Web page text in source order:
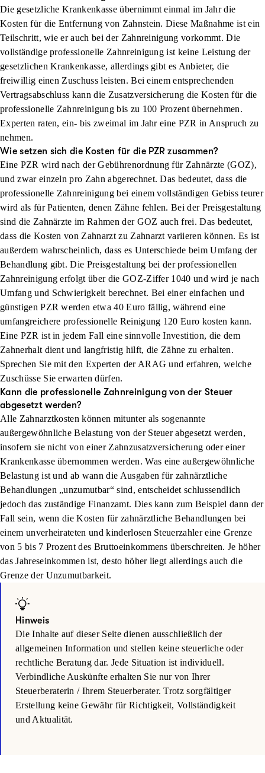
Die gesetzliche Krankenkasse übernimmt einmal im Jahr die
Kosten für die Entfernung von Zahnstein. Diese Maßnahme ist ein
Teilschritt, wie er auch bei der Zahnreinigung vorkommt. Die
vollständige professionelle Zahnreinigung ist keine Leistung der
gesetzlichen Krankenkasse, allerdings gibt es Anbieter, die
freiwillig einen Zuschuss leisten. Bei einem entsprechenden
Vertragsabschluss kann die Zusatzversicherung die Kosten für die
professionelle Zahnreinigung bis zu 100 Prozent übernehmen.
Experten raten, ein- bis zweimal im Jahr eine PZR in Anspruch zu
nehmen.
Wie setzen sich die Kosten für die PZR zusammen?
Eine PZR wird nach der Gebührenordnung für Zahnärzte (GOZ),
und zwar einzeln pro Zahn abgerechnet. Das bedeutet, dass die
professionelle Zahnreinigung bei einem vollständigen Gebiss teurer
wird als für Patienten, denen Zähne fehlen. Bei der Preisgestaltung
sind die Zahnärzte im Rahmen der GOZ auch frei. Das bedeutet,
dass die Kosten von Zahnarzt zu Zahnarzt variieren können. Es ist
außerdem wahrscheinlich, dass es Unterschiede beim Umfang der
Behandlung gibt. Die Preisgestaltung bei der professionellen
Zahnreinigung erfolgt über die GOZ-Ziffer 1040 und wird je nach
Umfang und Schwierigkeit berechnet. Bei einer einfachen und
günstigen PZR werden etwa 40 Euro fällig, während eine
umfangreichere professionelle Reinigung 120 Euro kosten kann.
Eine PZR ist in jedem Fall eine sinnvolle Investition, die dem
Zahnerhalt dient und langfristig hilft, die Zähne zu erhalten.
Sprechen Sie mit den Experten der ARAG und erfahren, welche
Zuschüsse Sie erwarten dürfen.
Kann die professionelle Zahnreinigung von der Steuer
abgesetzt werden?
Alle Zahnarztkosten können mitunter als sogenannte
außergewöhnliche Belastung von der Steuer abgesetzt werden,
insofern sie nicht von einer Zahnzusatzversicherung oder einer
Krankenkasse übernommen werden. Was eine außergewöhnliche
Belastung ist und ab wann die Ausgaben für zahnärztliche
Behandlungen „unzumutbar“ sind, entscheidet schlussendlich
jedoch das zuständige Finanzamt. Dies kann zum Beispiel dann der
Fall sein, wenn die Kosten für zahnärztliche Behandlungen bei
einem unverheirateten und kinderlosen Steuerzahler eine Grenze
von 5 bis 7 Prozent des Bruttoeinkommens überschreiten. Je höher
das Jahreseinkommen ist, desto höher liegt allerdings auch die
Grenze der Unzumutbarkeit.
Hinweis
Die Inhalte auf dieser Seite dienen ausschließlich der
allgemeinen Information und stellen keine steuerliche oder
rechtliche Beratung dar. Jede Situation ist individuell.
Verbindliche Auskünfte erhalten Sie nur von Ihrer
Steuerberaterin / Ihrem Steuerberater. Trotz sorgfältiger
Erstellung keine Gewähr für Richtigkeit, Vollständigkeit
und Aktualität.